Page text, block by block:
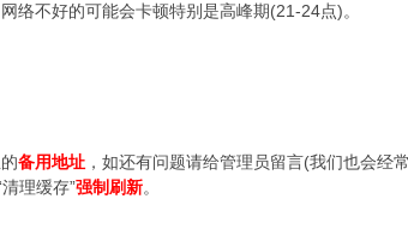
络不好的可能会卡顿特别是高峰期(21-24点)。
备用地址 ，如还有问题请给管理员留言(我们也会经
理缓存”强制刷新。